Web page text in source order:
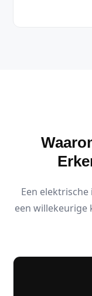
Een
een willekeurige